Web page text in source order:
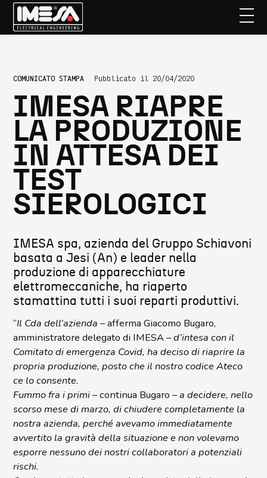
Passa
contenuto
principale
Passa
alla
laterale
primaria
COMUNICATO STAMPA Pubblicato il 20/04/2020
IMESA RIAPRE
LA PRODUZIONE
IN ATTESA DEI
TEST
SIEROLOGICI
IMESA spa, azienda del Gruppo Schiavoni
basata a Jesi (An) e leader nella
produzione di apparecchiature
elettromeccaniche, ha riaperto
stamattina tutti i suoi reparti produttivi.
“Il Cda dell’azienda – afferma Giacomo Bugaro,
amministratore delegato di IMESA –d’intesa con il
Comitato di emergenza Covid, ha deciso di riaprire la
propria produzione, posto che il nostro codice Ateco
ce lo consente.
Fummo fra i primi– continua Bugaro –a decidere, nello
scorso mese di marzo, di chiudere completamente la
nostra azienda, perché avevamo immediatamente
avvertito la gravità della situazione e non volevamo
esporre nessuno dei nostri collaboratori a potenziali
rischi.